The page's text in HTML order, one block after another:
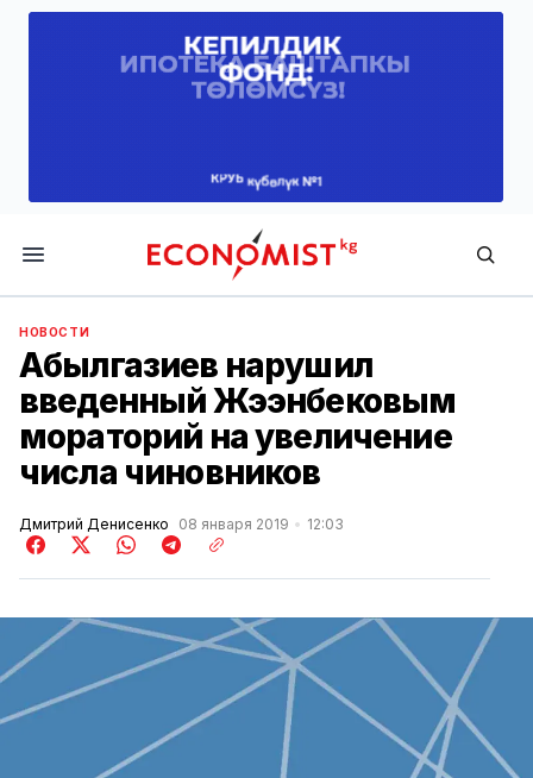
Economist.kg
НОВОСТИ
Абылгазиев нарушил
введенный Жээнбековым
мораторий на увеличение
числа чиновников
Дмитрий Денисенко 08 января 2019 12:03